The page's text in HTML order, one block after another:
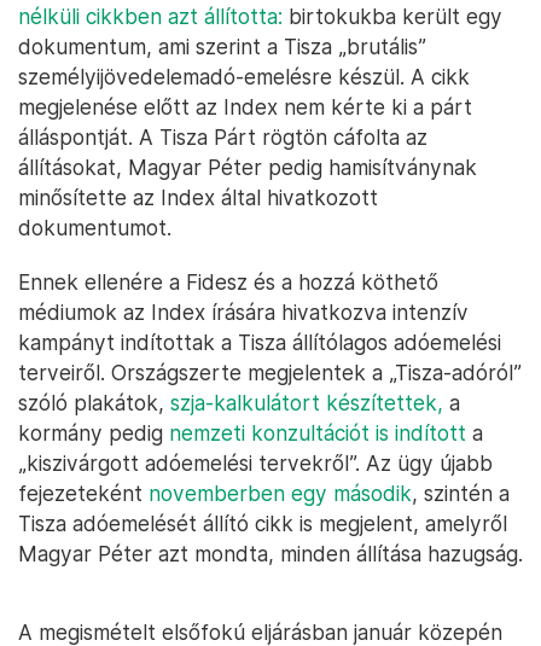
nélküli cikkben azt állította: birtokukba került egy
dokumentum, ami szerint a Tisza „brutális”
személyijövedelemadó-emelésre készül. A cikk
megjelenése előtt az Index nem kérte ki a párt
álláspontját. A Tisza Párt rögtön cáfolta az
állításokat, Magyar Péter pedig hamisítványnak
minősítette az Index által hivatkozott
dokumentumot.
Ennek ellenére a Fidesz és a hozzá köthető
médiumok az Index írására hivatkozva intenzív
kampányt indítottak a Tisza állítólagos adóemelési
terveiről. Országszerte megjelentek a „Tisza-adóról”
szóló plakátok, szja-kalkulátort készítettek, a
kormány pedig nemzeti konzultációt is indított a
„kiszivárgott adóemelési tervekről”. Az ügy újabb
fejezeteként novemberben egy második, szintén a
Tisza adóemelését állító cikk is megjelent, amelyről
Magyar Péter azt mondta, minden állítása hazugság.
A megismételt elsőfokú eljárásban január közepén